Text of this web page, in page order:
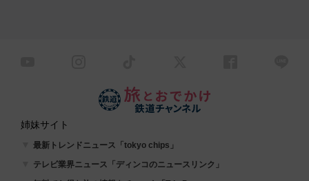
姉妹サイト
最新トレンドニュース「tokyo chips」
テレビ業界ニュース「ディンコのニュースリンク」